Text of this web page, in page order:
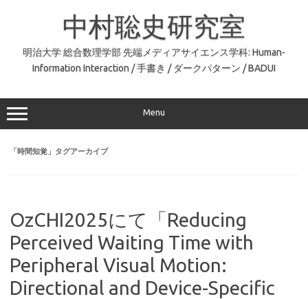
中村聡史研究室
明治大学 総合数理学部 先端メディアサイエンス学科: Human-
Information Interaction / 手書き / ダークパターン / BADUI
Menu
「時間知覚 」タグアーカイブ
OzCHI2025にて「Reducing
Perceived Waiting Time with
Peripheral Visual Motion:
Directional and Device-Specific